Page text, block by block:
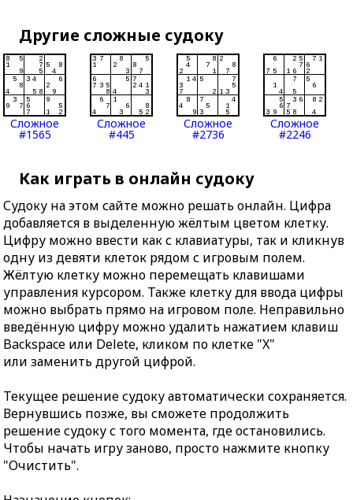
Другие сложные судоку
Сложное
#1565
Сложное
#445
Сложное
#2736
Сложное
#2246
Как играть в онлайн судоку
Судоку на этом сайте можно решать онлайн. Цифра
добавляется в выделенную жёлтым цветом клетку.
Цифру можно ввести как с клавиатуры, так и кликнув
одну из девяти клеток рядом с игровым полем.
Жёлтую клетку можно перемещать клавишами
управления курсором. Также клетку для ввода цифры
можно выбрать прямо на игровом поле. Неправильно
введённую цифру можно удалить нажатием клавиш
Backspace или Delete, кликом по клетке "X"
или заменить другой цифрой.
Текущее решение судоку автоматически сохраняется.
Вернувшись позже, вы сможете продолжить
решение судоку с того момента, где остановились.
Чтобы начать игру заново, просто нажмите кнопку
"Очистить".